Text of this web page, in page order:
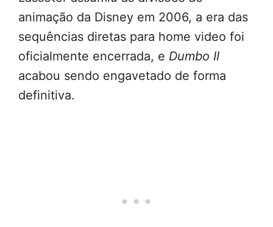
animação da Disney em 2006, a era das
sequências diretas para home video foi
oficialmente encerrada, e Dumbo II
acabou sendo engavetado de forma
definitiva.